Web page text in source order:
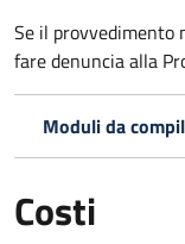
Se il provvedimento
fare denuncia alla
Moduli da
Costi